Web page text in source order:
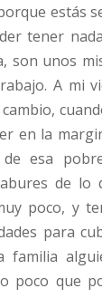
estás
tener
son unos
A mi
en la
esa
de lo
poco, y
para
familia
poco que